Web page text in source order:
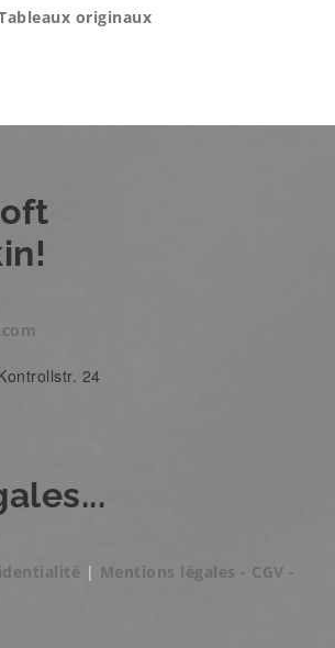
originaux
24
| Mentions légales - CGV -